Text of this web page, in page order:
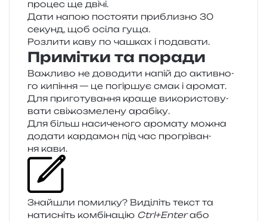
про­цес ще двічі.
Дати напою посто­я­ти при­бли­зно 30
секунд, щоб осіла гуща.
Розлити каву по чашках і подавати.
Примітки та поради
Важливо не дово­ди­ти напій до актив­но­
го кипі­н­ня — це погір­шує смак і аромат.
Для при­го­ту­ва­н­ня краще вико­ри­сто­ву­
ва­ти сві­жо­зме­ле­ну арабіку.
Для більш наси­че­но­го аро­ма­ту можна
дода­ти кар­да­мон під час про­грі­ва­н­
ня кави.
Знайшли помил­ку? Виділіть текст та
нати­сніть ком­бі­на­цію Ctrl+Enterабо